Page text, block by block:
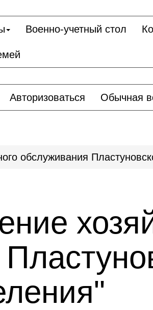
Военно-учетный стол
Авторизоваться Обычная
обслуживания